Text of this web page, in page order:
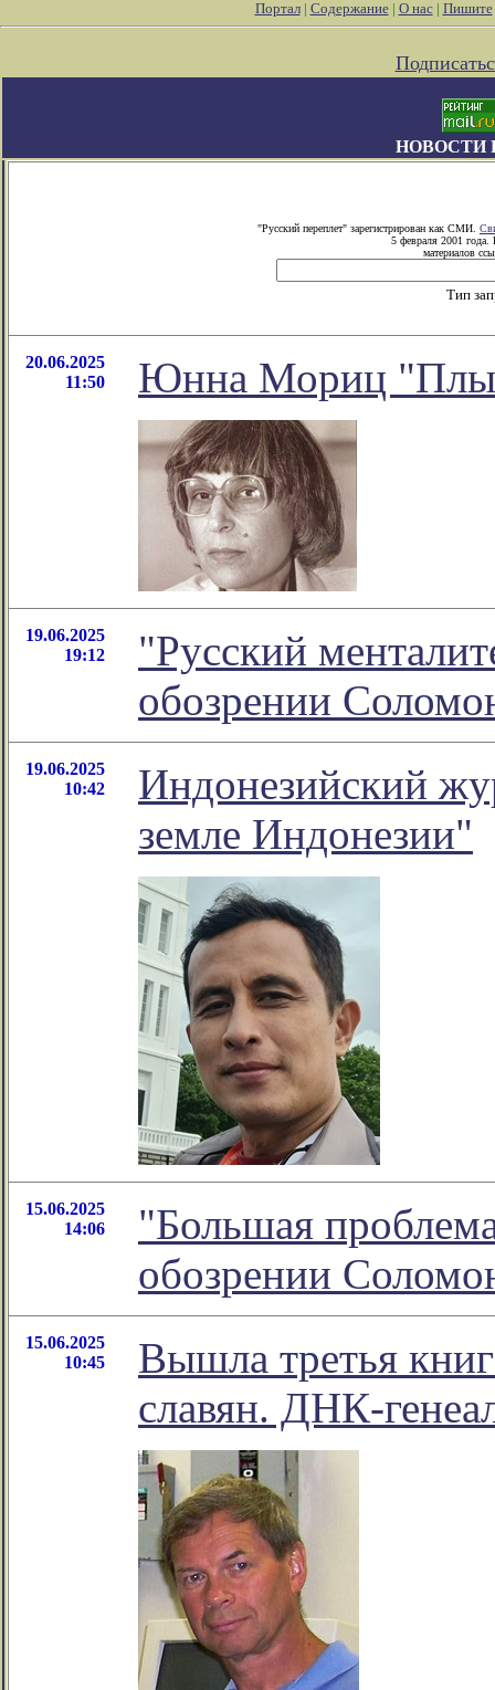
Портал| Содержание| О нас| Пишите
НОВОСТИ
"Русский переплет" зарегистрирован как СМИ.
5 февраля 2001 года.
материалов
Тип
20.06.2025
11:50
Юнна Мориц
19.06.2025
19:12
"Русский
обозрении
19.06.2025
10:42
Индонезийский
земле Индонезии"
15.06.2025
14:06
"Большая
обозрении
15.06.2025
10:45
Вышла третья
славян. ДНК-